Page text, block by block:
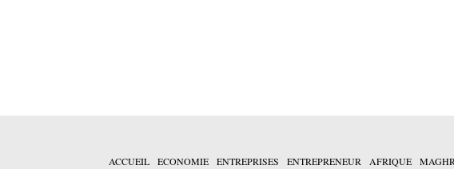
ACCUEIL ECONOMIE ENTREPRISES ENTREPRENEUR AFRIQUE